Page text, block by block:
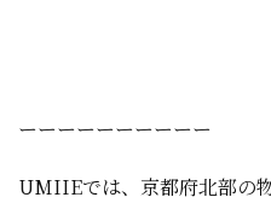
ーーーーーーーーーー
UMIIEでは、京都府北部の